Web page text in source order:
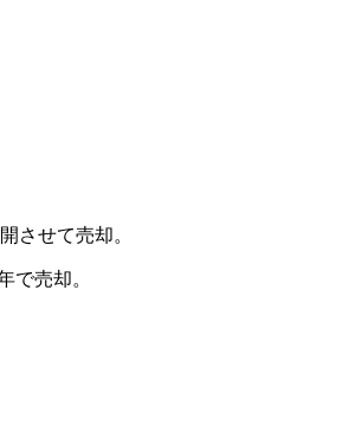
させて売却。
で売却。